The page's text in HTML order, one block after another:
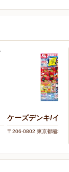
ケーズデンキ/イオ
〒206-0802 東京都稲城市